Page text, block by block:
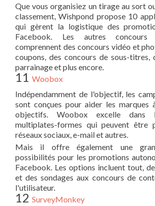
Que vous organisiez un tirage au sort
classement, Wishpond propose 10
qui gèrent la logistique des
Facebook. Les autres concours
comprennent des concours vidéo et
coupons, des concours de sous-titres,
parrainage et plus encore.
11 Woobox
Indépendamment de l'objectif, les
sont conçues pour aider les marques
objectifs. Woobox excelle dans
multiplates-formes qui peuvent être
réseaux sociaux, e-mail et autres.
Mais il offre également une
possibilités pour les promotions
Facebook. Les options incluent tout,
et des sondages aux concours de
l'utilisateur.
12 SurveyMonkey